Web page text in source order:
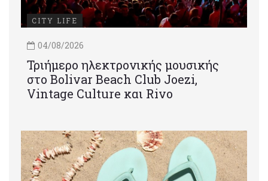
CITY LIFE
04/08/2026
Τριήμερο ηλεκτρονικής μουσικής
στο Bolivar Beach Club Joezi,
Vintage Culture και Rivo